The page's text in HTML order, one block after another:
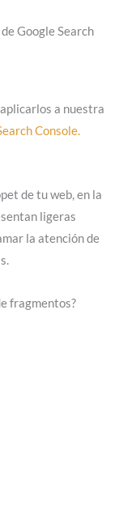
Google Search
a nuestra
Console.
de tu web, en la
ligeras
la atención de
fragmentos?